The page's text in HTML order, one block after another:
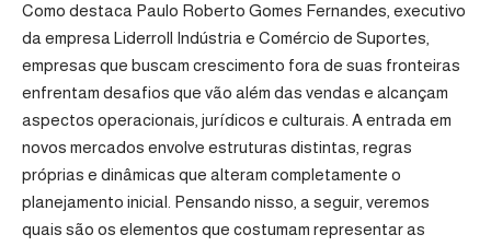
Como destaca Paulo Roberto Gomes Fernandes, executivo
da empresa Liderroll Indústria e Comércio de Suportes,
empresas que buscam crescimento fora de suas fronteiras
enfrentam desafios que vão além das vendas e alcançam
aspectos operacionais, jurídicos e culturais. A entrada em
novos mercados envolve estruturas distintas, regras
próprias e dinâmicas que alteram completamente o
planejamento inicial. Pensando nisso, a seguir, veremos
quais são os elementos que costumam representar as